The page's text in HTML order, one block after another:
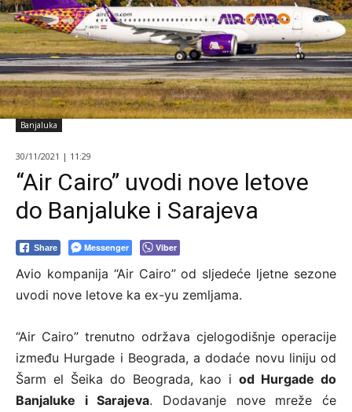
Banjaluka
30/11/2021 | 11:29
“Air Cairo” uvodi nove letove
do Banjaluke i Sarajeva
Share Messenger Viber
Avio kompanija “Air Cairo” od sljedeće ljetne sezone
uvodi nove letove ka ex-yu zemljama.
“Air Cairo” trenutno održava cjelogodišnje operacije
između Hurgade i Beograda, a dodaće novu liniju od
Šarm el Šeika do Beograda, kao iod Hurgade do
Banjaluke i Sarajeva. Dodavanje nove mreže će